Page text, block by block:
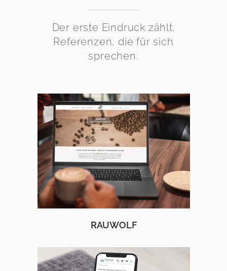
Der erste Eindruck zählt.
Referenzen, die für sich
sprechen.
RAUWOLF